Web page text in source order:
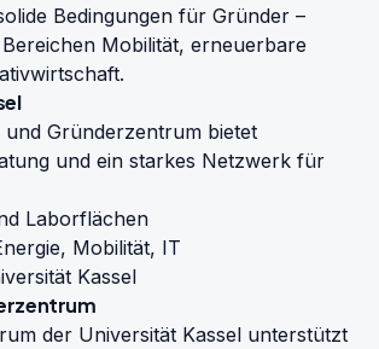
Bedingungen für Gründer –
Mobilität, erneuerbare
und Gründerzentrum bietet
und ein starkes Netzwerk für
Laborflächen
Mobilität, IT
Kassel
der Universität Kassel unterstützt